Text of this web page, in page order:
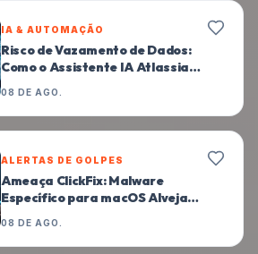
IA & AUTOMAÇÃO
Risco de Vazamento de Dados:
Como o Assistente IA Atlassian
08 DE AGO.
ALERTAS DE GOLPES
Ameaça ClickFix: Malware
Específico para macOS Alveja
08 DE AGO.